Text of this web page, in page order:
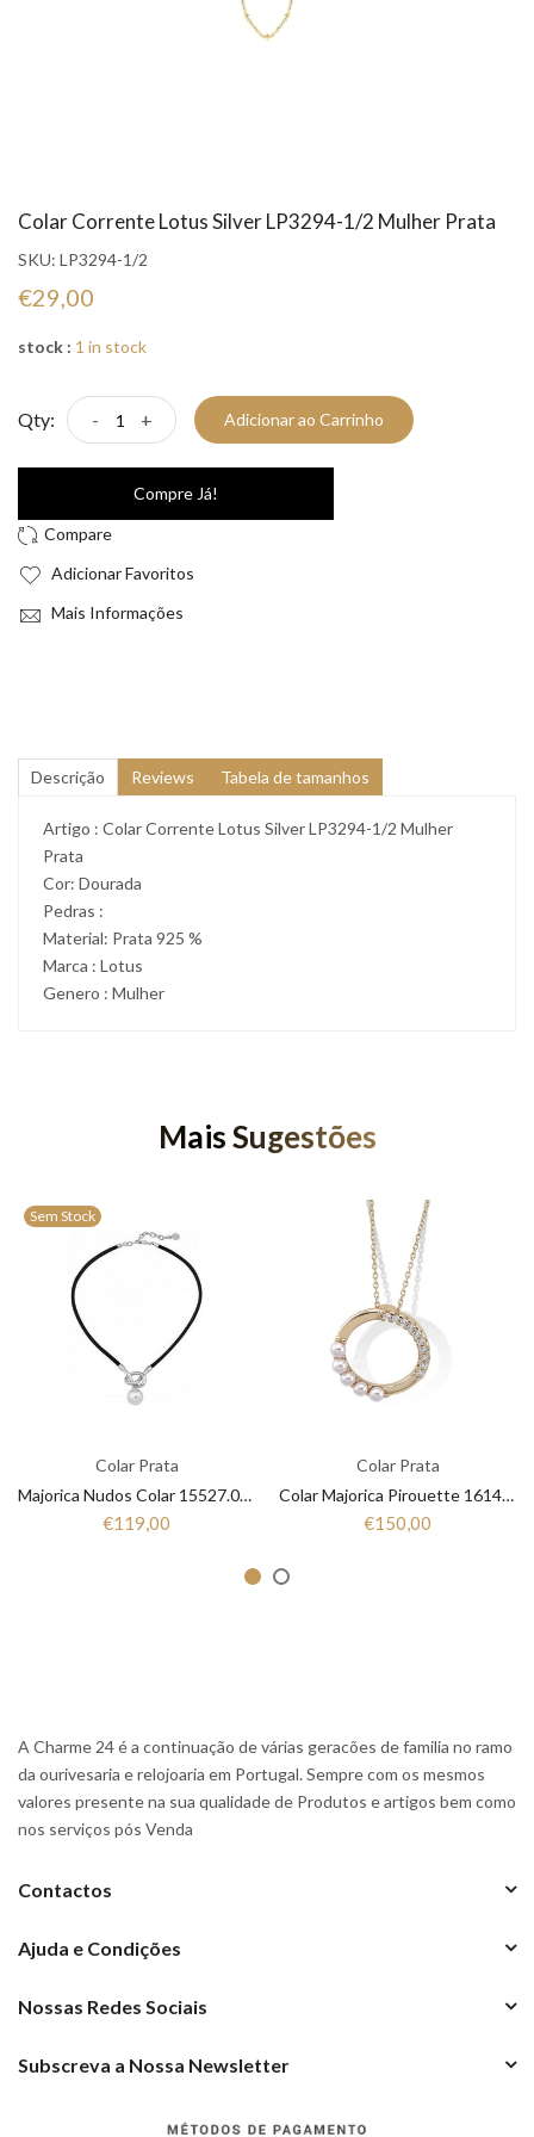
Colar Corrente Lotus Silver LP3294-1/2 Mulher Prata
SKU: LP3294-1/2
€29,00
stock : 1 in stock
Qty: - + Adicionar ao Carrinho
Compre Já!
Adicionar Favoritos
Mais Informações
Descrição Reviews Tabela de tamanhos
Artigo : Colar Corrente Lotus Silver LP3294-1/2 Mulher
Prata
Cor: Dourada
Pedras :
Material: Prata 925 %
Marca : Lotus
Genero : Mulher
Mais Sugestões
Sem Stock
Colar Prata
Majorica Nudos Colar 15527.01.2
€119,00
Colar Prata
Colar Majorica Pirouette 16144.01.1
€150,00
A Charme 24 é a continuação de várias geracões de familia no ramo
da ourivesaria e relojoaria em Portugal. Sempre com os mesmos
valores presente na sua qualidade de Produtos e artigos bem como
nos serviços pós Venda
Contactos
Ajuda e Condições
Nossas Redes Sociais
Subscreva a Nossa Newsletter